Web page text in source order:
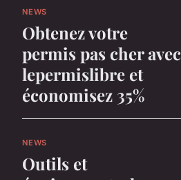
NEWS
Obtenez votre
permis pas cher avec
lepermislibre et
économisez 35%
NEWS
Outils et